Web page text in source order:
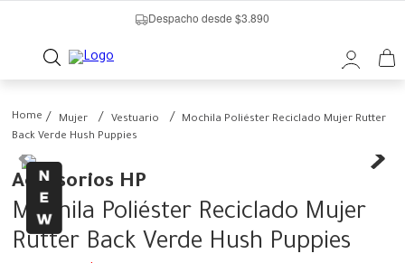
Despacho desde $3.890
Mujer Vestuario
Mochila Poliéster Reciclado Mujer Rutter
Back Verde Hush Puppies
Accesorios HP
Mochila Poliéster Reciclado Mujer
Rutter Back Verde Hush Puppies